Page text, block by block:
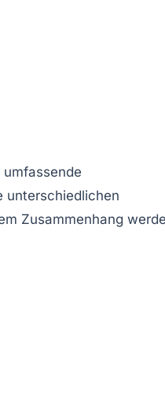
unterschiedlichen
Zusammenhang